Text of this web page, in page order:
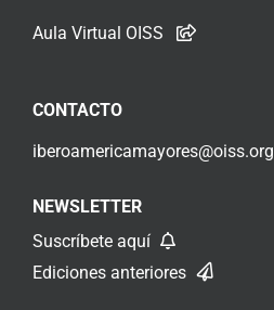
Aula Virtual OISS
CONTACTO
iberoamericamayores@oiss.org
NEWSLETTER
Suscríbete aquí
Ediciones anteriores